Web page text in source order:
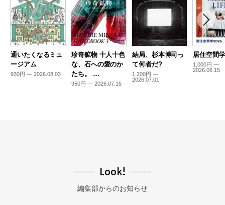
通いたくなるミュ
ージアム
930円 — 2026.08.03
珍奇鉱物 十人十色
な、石への愛のか
たち。 …
950円 — 2026.07.15
結局、杉本博司っ
て何者だ?
1,200円 —
2026.07.01
居住空間
1,000円 —
2026.06.15
Look!
編集部からのお知らせ